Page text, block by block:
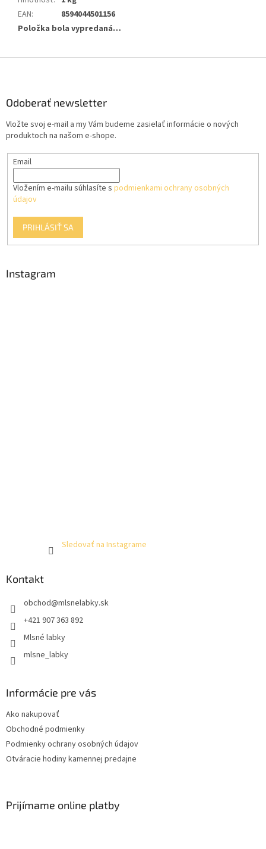
EAN:
8594044501156
Položka bola vypredaná…
Odoberať newsletter
Vložte svoj e-mail a my Vám budeme zasielať informácie o nových
produktoch na našom e-shope.
Email
Vložením e-mailu súhlasíte s podmienkami ochrany osobných
údajov
PRIHLÁSIŤ SA
Instagram
Sledovať na Instagrame
Kontakt
obchod@mlsnelabky.sk
+421 907 363 892
Mlsné labky
mlsne_labky
Informácie pre vás
Ako nakupovať
Obchodné podmienky
Podmienky ochrany osobných údajov
Otváracie hodiny kamennej predajne
Prijímame online platby